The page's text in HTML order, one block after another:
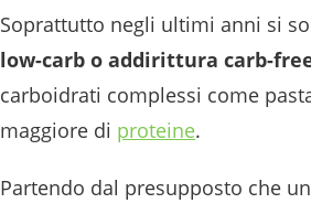
Soprattutto negli ultimi anni si
low-carb o addirittura carb-
carboidrati complessi come
maggiore di proteine.
Partendo dal presupposto che